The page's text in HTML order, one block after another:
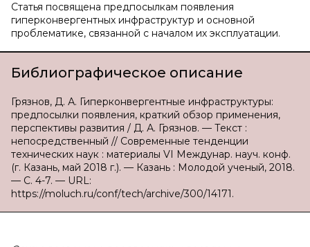
Статья посвящена предпосылкам появления
гиперконвергентных инфраструктур и основной
проблематике, связанной с началом их эксплуатации.
Библиографическое описание
Грязнов, Д. А. Гиперконвергентные инфраструктуры:
предпосылки появления, краткий обзор применения,
перспективы развития / Д. А. Грязнов. — Текст :
непосредственный // Современные тенденции
технических наук : материалы VI Междунар. науч. конф.
(г. Казань, май 2018 г.). — Казань : Молодой ученый, 2018.
— С. 4-7. — URL:
https://moluch.ru/conf/tech/archive/300/14171.